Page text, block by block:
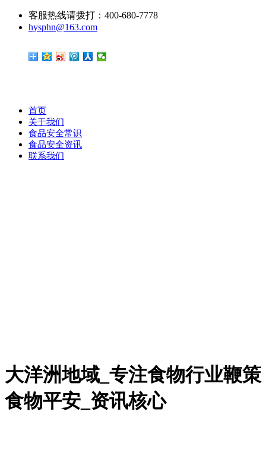
客服热线请拨打：400-680-7778
hysphn@163.com
首页
关于我们
食品安全常识
食品安全资讯
联系我们
大洋洲地域_专注食物行业鞭策
食物平安_资讯核心